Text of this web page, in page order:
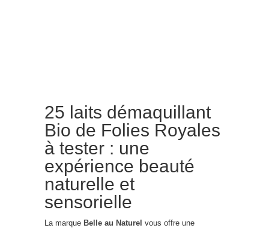
25 laits démaquillant
Bio de Folies Royales
à tester : une
expérience beauté
naturelle et
sensorielle
La marque Belle au Naturel vous offre une